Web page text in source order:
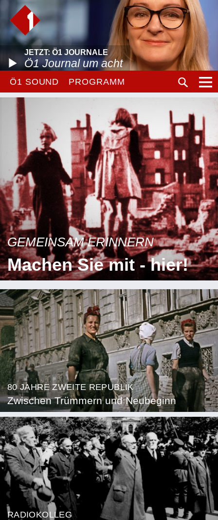
JETZT: Ö1 JOURNALE
Ö1 Journal um acht
Ö1 SOUND PROGRAMM
GEMEINSAM ERINNERN
Machen Sie mit - hier!
80 JAHRE ZWEITE REPUBLIK
Zwischen Trümmern und Neubeginn
RADIOKOLLEG